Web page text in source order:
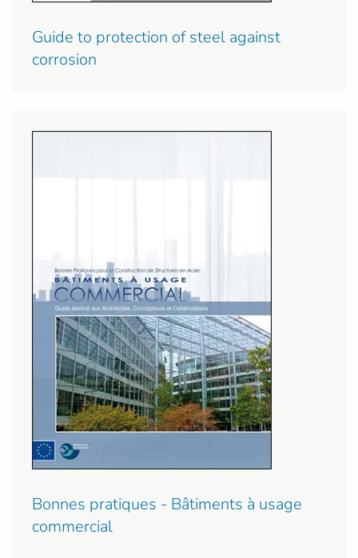
Guide to protection of steel against
corrosion
Bonnes pratiques - Bâtiments à usage
commercial